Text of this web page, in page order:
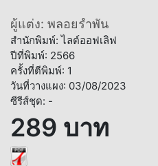
ผู้แต่ง: พลอยรำพัน
สำนักพิมพ์: ไลต์ออฟเลิฟ
ปีที่พิมพ์: 2566
ครั้งที่ตีพิมพ์: 1
วันที่วางแผง: 03/08/2023
ซีรีส์ชุด: -
289 บาท